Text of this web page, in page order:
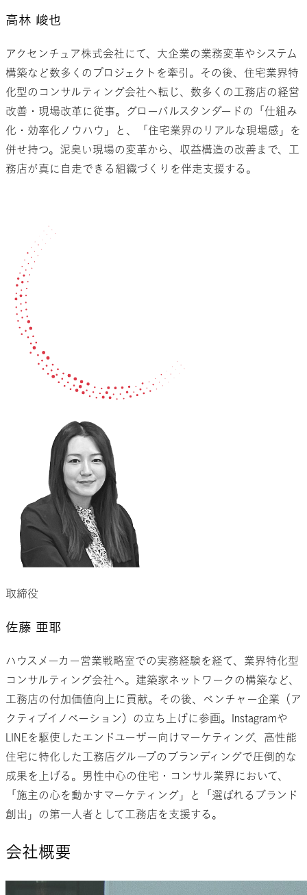
高林 峻也
アクセンチュア株式会社にて、大企業の業務変革やシステム
構築など数多くのプロジェクトを牽引。その後、住宅業界特
化型のコンサルティング会社へ転じ、数多くの工務店の経営
改善・現場改革に従事。グローバルスタンダードの「仕組み
化・効率化ノウハウ」と、「住宅業界のリアルな現場感」を
併せ持つ。泥臭い現場の変革から、収益構造の改善まで、工
務店が真に自走できる組織づくりを伴走支援する。
取締役
佐藤 亜耶
ハウスメーカー営業戦略室での実務経験を経て、業界特化型
コンサルティング会社へ。建築家ネットワークの構築など、
工務店の付加価値向上に貢献。その後、ベンチャー企業（ア
クティブイノベーション）の立ち上げに参画。Instagramや
LINEを駆使したエンドユーザー向けマーケティング、高性能
住宅に特化した工務店グループのブランディングで圧倒的な
成果を上げる。男性中心の住宅・コンサル業界において、
「施主の心を動かすマーケティング」と「選ばれるブランド
創出」の第一人者として工務店を支援する。
会社概要